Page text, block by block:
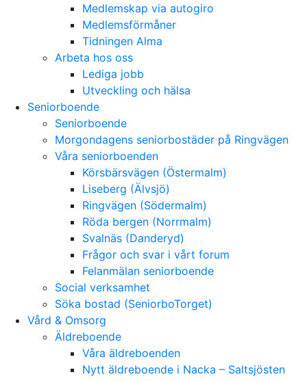
Medlemskap via autogiro
Medlemsförmåner
Tidningen Alma
Arbeta hos oss
Lediga jobb
Utveckling och hälsa
Seniorboende
Seniorboende
Morgondagens seniorbostäder på Ringvägen
Våra seniorboenden
Körsbärsvägen (Östermalm)
Liseberg (Älvsjö)
Ringvägen (Södermalm)
Röda bergen (Norrmalm)
Svalnäs (Danderyd)
Frågor och svar i vårt forum
Felanmälan seniorboende
Social verksamhet
Söka bostad (SeniorboTorget)
Vård & Omsorg
Äldreboende
Våra äldreboenden
Nytt äldreboende i Nacka – Saltsjösten